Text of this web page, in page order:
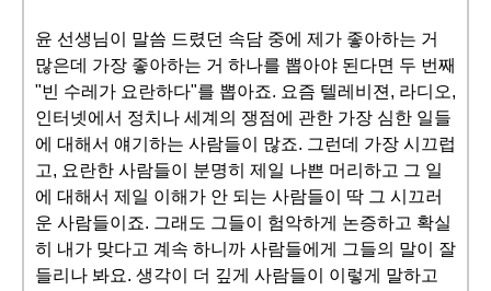
윤 선생님이 말씀 드렸던 속담 중에 제가 좋아하는 거
많은데 가장 좋아하는 거 하나를 뽑아야 된다면 두 번째
"빈 수레가 요란하다"를 뽑아죠. 요즘 텔레비젼, 라디오,
인터넷에서 정치나 세계의 쟁점에 관한 가장 심한 일들
에 대해서 얘기하는 사람들이 많죠. 그런데 가장 시끄럽
고, 요란한 사람들이 분명히 제일 나쁜 머리하고 그 일
에 대해서 제일 이해가 안 되는 사람들이 딱 그 시끄러
운 사람들이죠. 그래도 그들이 험악하게 논증하고 확실
히 내가 맞다고 계속 하니까 사람들에게 그들의 말이 잘
들리나 봐요. 생각이 더 깊게 사람들이 이렇게 말하고